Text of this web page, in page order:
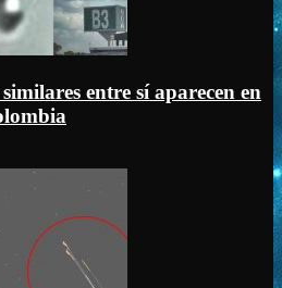
entre sí aparecen en